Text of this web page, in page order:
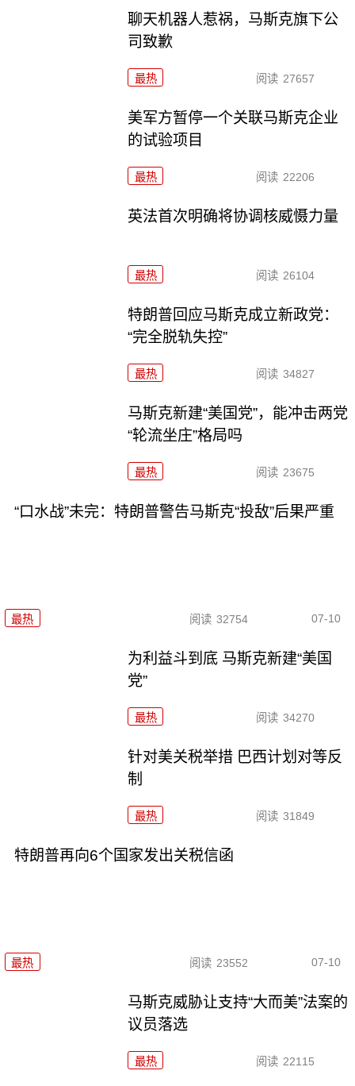
聊天机器人惹祸，马斯克旗下公
司致歉
最热 阅读 27657
美军方暂停一个关联马斯克企业
的试验项目
最热 阅读 22206
英法首次明确将协调核威慑力量
最热 阅读 26104
特朗普回应马斯克成立新政党：
“完全脱轨失控”
最热 阅读 34827
马斯克新建“美国党”，能冲击两党
“轮流坐庄”格局吗
最热 阅读 23675
“口水战”未完：特朗普警告马斯克“投敌”后果严重
最热 阅读 32754 07-10
为利益斗到底 马斯克新建“美国
党”
最热 阅读 34270
针对美关税举措 巴西计划对等反
制
最热 阅读 31849
特朗普再向6个国家发出关税信函
最热 阅读 23552 07-10
马斯克威胁让支持“大而美”法案的
议员落选
最热 阅读 22115